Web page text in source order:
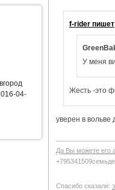
04-
f-rider пишет
У меня
Жесть -это
уверен в вольве
Да Вы можете его
Спасибо сказали: